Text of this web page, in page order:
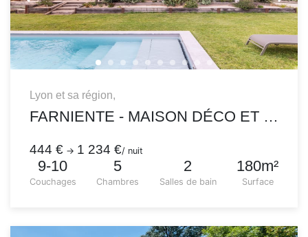
Lyon et sa région,
FARNIENTE - MAISON DÉCO ET RÉNOVÉE AVEC PISCINE
444 €→ 1 234 €/ nuit
9-10
Couchages
5
Chambres
2
Salles de bain
180m²
Surface